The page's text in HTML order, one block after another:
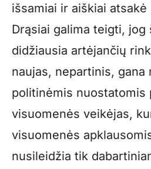
išsamiai ir aiškiai atsakė
Drąsiai galima teigti, jog
didžiausia artėjančių
naujas, nepartinis, gana
politinėmis nuostatomis
visuomenės veikėjas,
visuomenės
nusileidžia tik